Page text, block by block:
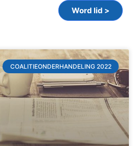
Word lid >
COALITIEONDERHANDELING 2022